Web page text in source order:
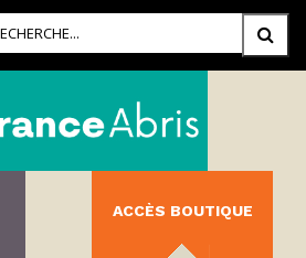
ACCÈS BOUTIQUE